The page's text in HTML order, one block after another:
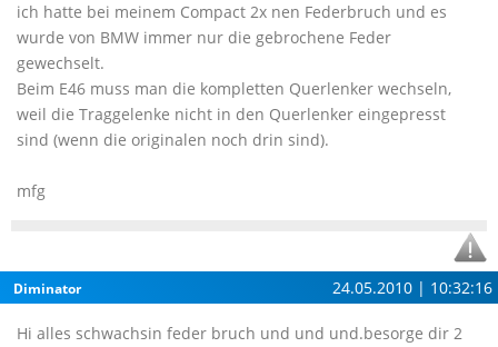
ich hatte bei meinem Compact 2x nen Federbruch und es
wurde von BMW immer nur die gebrochene Feder
gewechselt.
Beim E46 muss man die kompletten Querlenker wechseln,
weil die Traggelenke nicht in den Querlenker eingepresst
sind (wenn die originalen noch drin sind).
mfg
Diminator 24.05.2010 | 10:32:16
Hi alles schwachsin feder bruch und und und.besorge dir 2